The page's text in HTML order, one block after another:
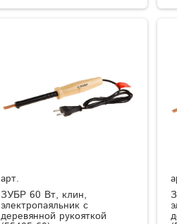
арт.
ЗУБР 60 Вт, клин,
электропаяльник с
деревянной рукояткой